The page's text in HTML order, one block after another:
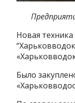
Новая
Было